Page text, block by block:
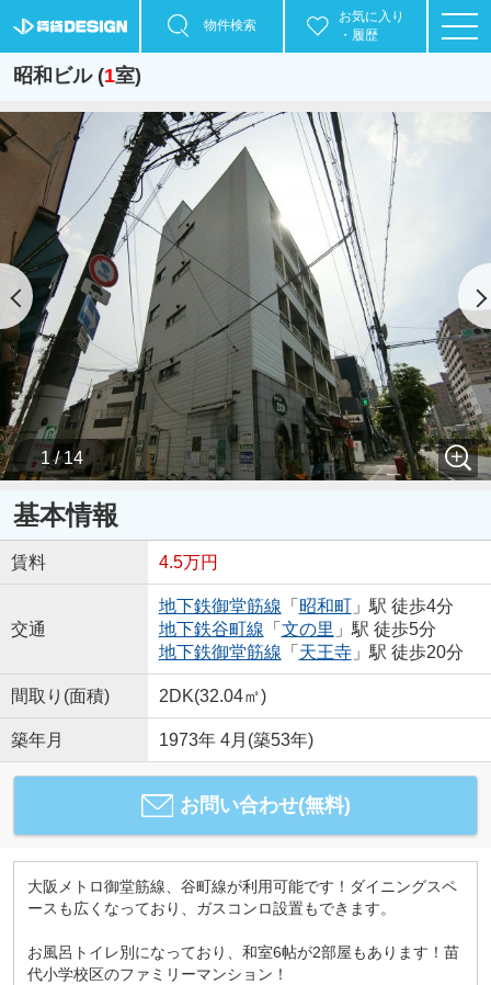
物件検索
お気に入り
・履歴
昭和ビル (1室)
1 / 14
基本情報
賃料 4.5万円
交通
地下鉄御堂筋線 「 昭和町」駅 徒歩4分
地下鉄谷町線 「 文の里 」駅 徒歩5分
地下鉄御堂筋線 「 天王寺」駅 徒歩20分
間取り(面積) 2DK(32.04㎡)
築年月 1973年 4月(築53年)
お問い合わせ(無料)
大阪メトロ御堂筋線、谷町線が利用可能です！ダイニングスペ
ースも広くなっており、ガスコンロ設置もできます。
お風呂トイレ別になっており、和室6帖が2部屋もあります！苗
代小学校区のファミリーマンション！